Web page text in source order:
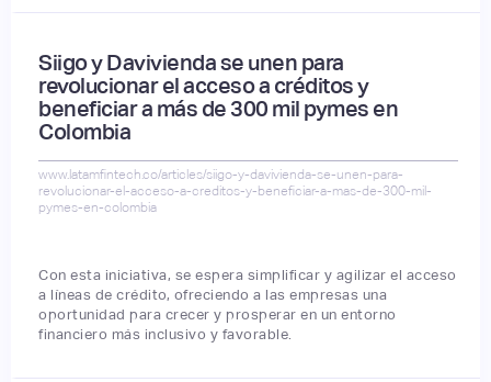
Siigo y Davivienda se unen para
revolucionar el acceso a créditos y
beneficiar a más de 300 mil pymes en
Colombia
www.latamfintech.co/articles/siigo-y-davivienda-se-unen-para-
revolucionar-el-acceso-a-creditos-y-beneficiar-a-mas-de-300-mil-
pymes-en-colombia
Con esta iniciativa, se espera simplificar y agilizar el acceso
a líneas de crédito, ofreciendo a las empresas una
oportunidad para crecer y prosperar en un entorno
financiero más inclusivo y favorable.